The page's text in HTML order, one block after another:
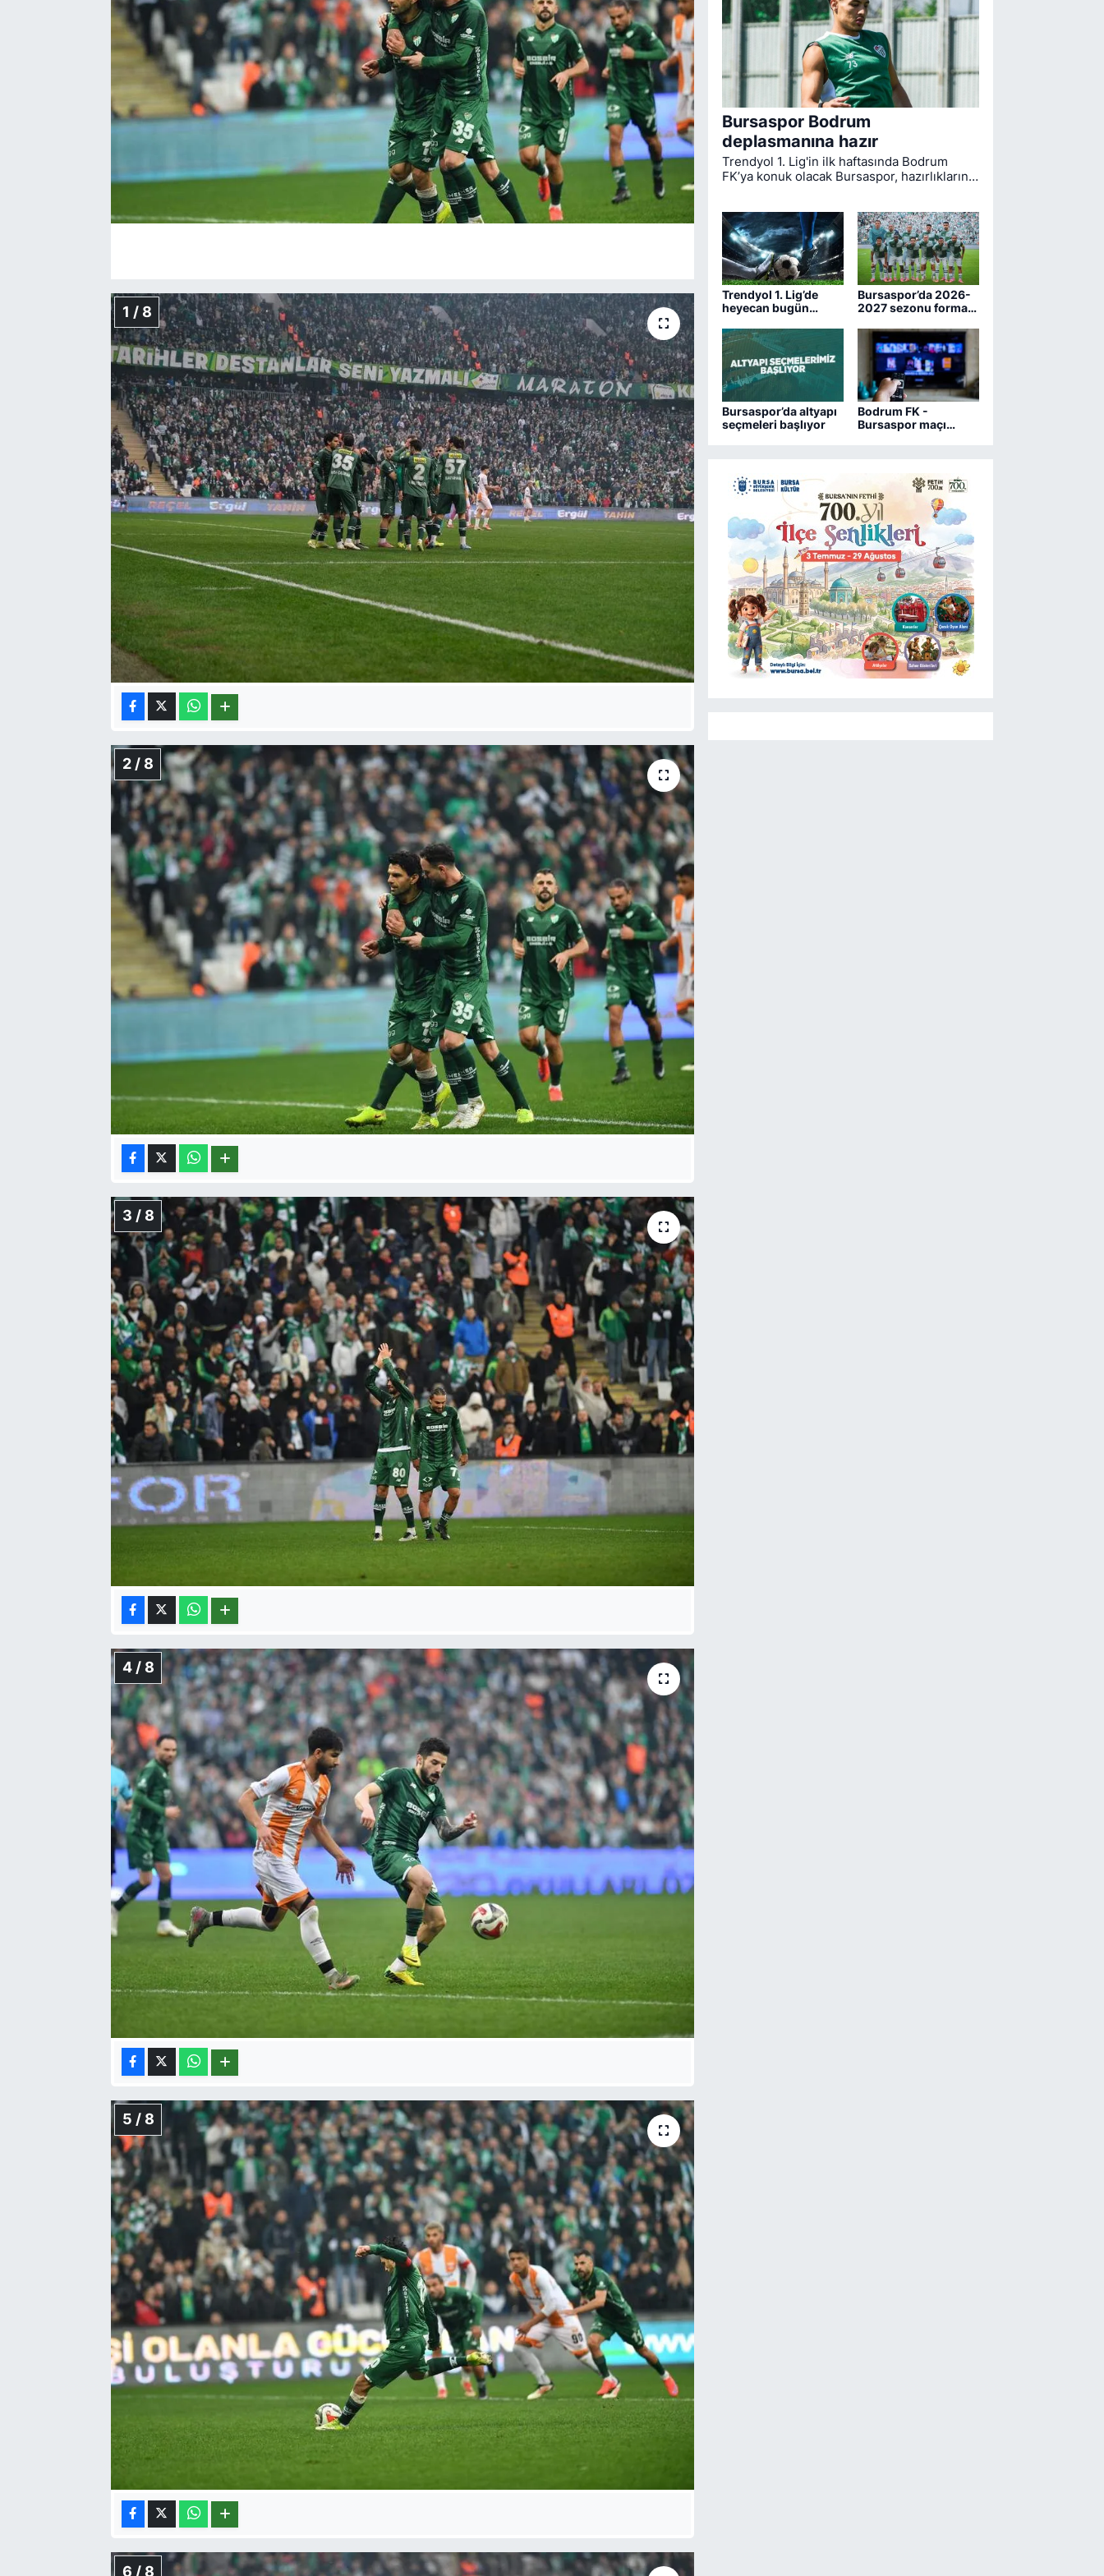
1 / 8
2 / 8
3 / 8
4 / 8
5 / 8
6 / 8
Bursaspor Bodrum
deplasmanına hazır
Trendyol 1. Lig'in ilk haftasında Bodrum
FK’ya konuk olacak Bursaspor, hazırlıklarını
mücadelesini hakem Yiğit Arslan yönetecek.
Trendyol 1. Lig’de
heyecan bugün
Bursaspor’da 2026-
2027 sezonu forma
Bursaspor’da altyapı
seçmeleri başlıyor
Bodrum FK -
Bursaspor maçı